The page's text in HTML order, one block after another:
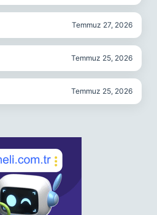
Temmuz 27, 2026
Temmuz 25, 2026
Temmuz 25, 2026